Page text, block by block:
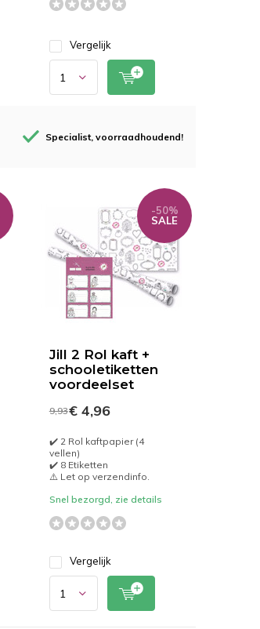
Vergelijk
Specialist, voorraadhoudend!
Jill 2 Rol kaft +
schooletiketten
voordeelset
-50%
SALE
9,93€ 4,96
✔️ 2 Rol kaftpapier (4
vellen)
✔️ 8 Etiketten
⚠️ Let op verzendinfo.
Snel bezorgd, zie details
Vergelijk